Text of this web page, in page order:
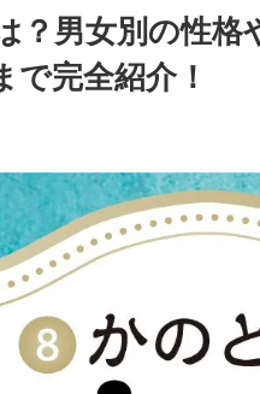
？男女別の性
で完全紹介！